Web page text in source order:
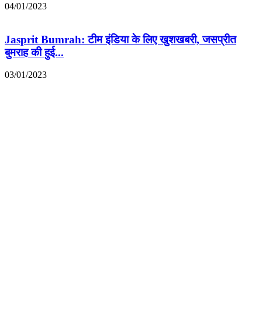
04/01/2023
Jasprit Bumrah: टीम इंडिया के लिए खुशखबरी, जसप्रीत
बुमराह की हुई...
03/01/2023